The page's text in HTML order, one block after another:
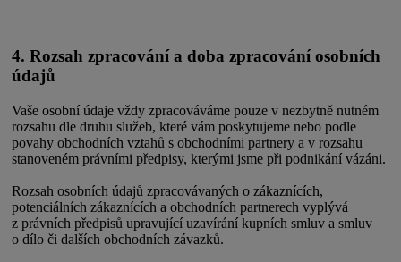
4. Rozsah zpracování a doba zpracování osobních
údajů
Vaše osobní údaje vždy zpracováváme pouze v nezbytně nutném
rozsahu dle druhu služeb, které vám poskytujeme nebo podle
povahy obchodních vztahů s obchodními partnery a v rozsahu
stanoveném právními předpisy, kterými jsme při podnikání vázáni.
Rozsah osobních údajů zpracovávaných o zákaznících,
potenciálních zákaznících a obchodních partnerech vyplývá
z právních předpisů upravující uzavírání kupních smluv a smluv
o dílo či dalších obchodních závazků.